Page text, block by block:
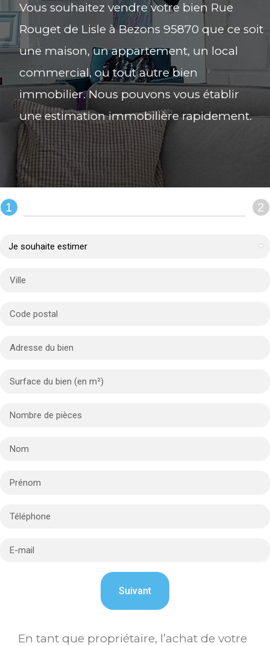
Vous souhaitez vendre votre bien Rue
Rouget de Lisle à Bezons 95870 que ce soit
une maison, un appartement, un local
commercial, ou tout autre bien
immobilier. Nous pouvons vous établir
une estimation immobilière rapidement.
REMPLIR LE FORMULAIRE :
1 2
En tant que propriétaire, l’achat de votre